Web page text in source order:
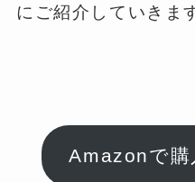
にご紹介していきま
Amazonで購